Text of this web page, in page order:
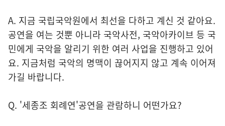
A. 지금 국립국악원에서 최선을 다하고 계신 것 같아요.
공연을 여는 것뿐 아니라 국악사전, 국악아카이브 등 국
민에게 국악을 알리기 위한 여러 사업을 진행하고 있어
요. 지금처럼 국악의 명맥이 끊어지지 않고 계속 이어져
가길 바랍니다.
Q. '세종조 회례연'공연을 관람하니 어떤가요?